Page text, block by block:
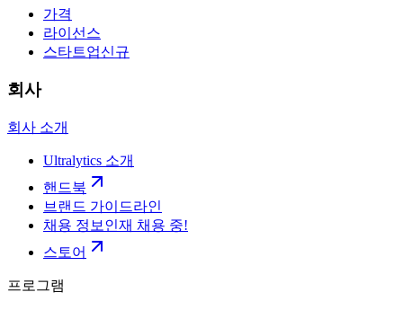
가격
라이선스
스타트업신규
회사
회사 소개
Ultralytics 소개
핸드북
브랜드 가이드라인
채용 정보 인재 채용 중!
스토어
프로그램